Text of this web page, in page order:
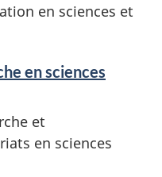
en sciences et
en sciences
et
en sciences